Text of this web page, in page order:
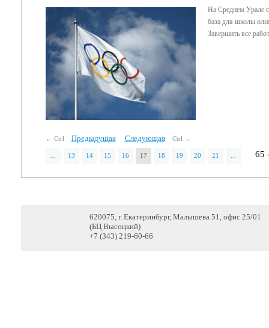
На Среднем Урале
база для школы
Завершить все
← Ctrl Предыдущая Следующая Ctrl →
13 14 15 16 17 18 19 20 21 65
620075, г. Екатеринбург, Малышева 51, офис 25/01
(БЦ Высоцкий)
+7 (343) 219-60-66